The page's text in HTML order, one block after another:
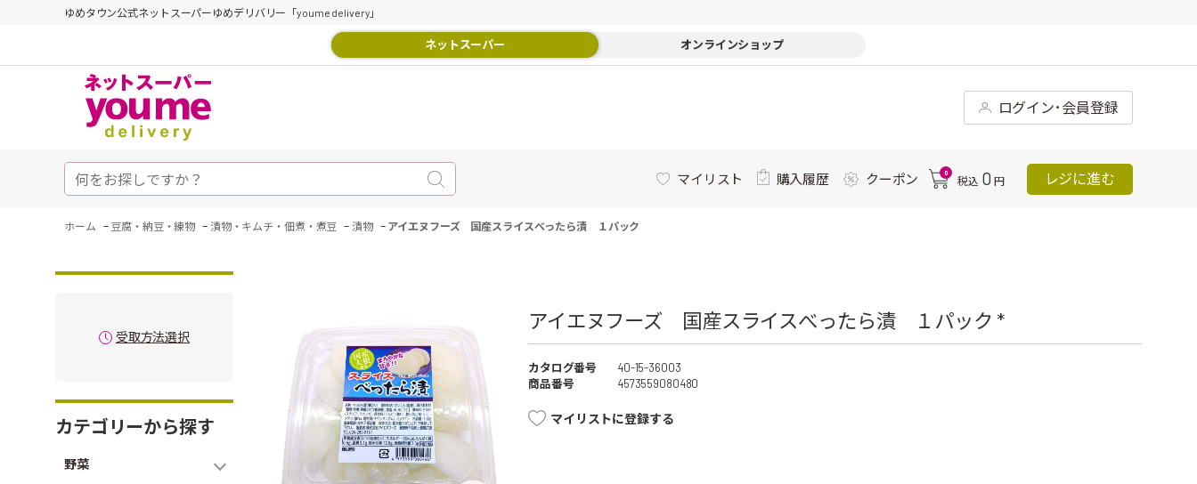
ゆめタウン公式ネットスーパーゆめデリバリー「youme delivery」
ネットスーパー オンラインショップ
ログイン･会員登録
マイリスト 購入履歴 クーポン 0
税込 0 円 レジに進む
ホーム - 豆腐・納豆・練物 - 漬物・キムチ・佃煮・煮豆 - 漬物 - アイエヌフーズ 国産スライスべったら漬 １パック
受取方法選択
カテゴリーから探す
野菜
アイエヌフーズ 国産スライスべったら漬 １パック *
カタログ番号
40-15-36003
商品番号
4573559080480
マイリストに登録する